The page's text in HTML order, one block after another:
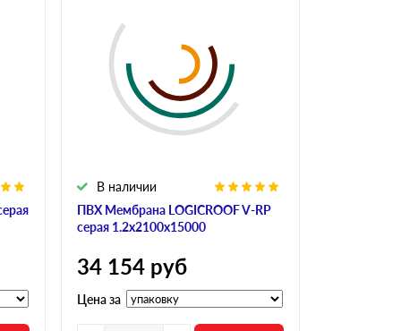
ПВХ Мембрана LOGICROOF V-RP
серая 1.2х2100х15000
В наличии
34 154 руб
Цена за